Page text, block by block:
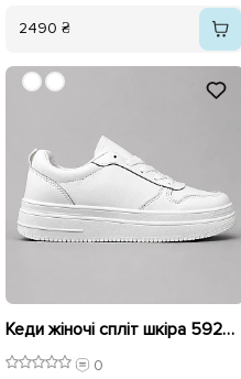
2490 ₴
Кеди жіночі спліт шкіра 592757 Білі
0